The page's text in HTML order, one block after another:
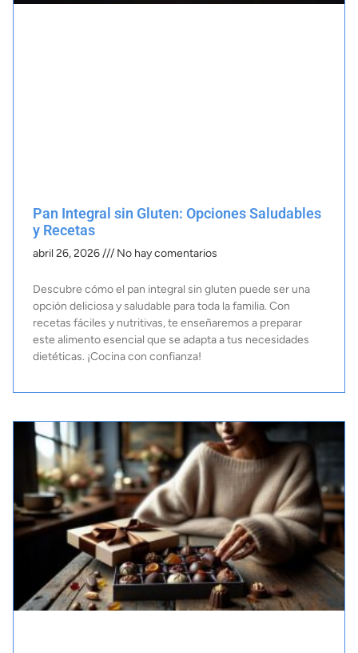
Pan Integral sin Gluten: Opciones Saludables
y Recetas
abril 26, 2026 No hay comentarios
Descubre cómo el pan integral sin gluten puede ser una
opción deliciosa y saludable para toda la familia. Con
recetas fáciles y nutritivas, te enseñaremos a preparar
este alimento esencial que se adapta a tus necesidades
dietéticas. ¡Cocina con confianza!